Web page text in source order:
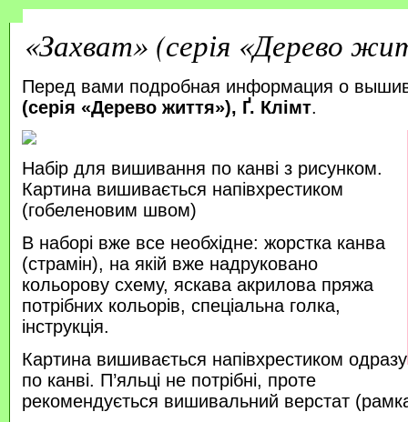
«Захват» (серія «Дерево
Перед вами подробная информация о
(серія «Дерево життя»), Ґ. Клімт.
Набір для вишивання по канві з рисунком.
Картина вишивається напівхрестиком
(гобеленовим швом)
В наборі вже все необхідне: жорстка канва
(страмін), на якій вже надруковано
кольорову схему, яскава акрилова пряжа
потрібних кольорів, спеціальна голка,
інструкція.
Картина вишивається напівхрестиком одразу
по канві. П’яльці не потрібні, проте
рекомендується вишивальний верстат